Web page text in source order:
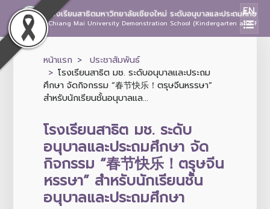
โรงเรียนสาธิตมหาวิทยาลัยเชียงใหม่ ระดับอนุบาลและประถมศึกษา
Chiang Mai University Demonstration School (Kindergarten and
EN
หน้าแรก
ประชาสัมพันธ์
โรงเรียนสาธิต มช. ระดับอนุบาลและประถม
ศึกษา จัดกิจกรรม “春节快乐！ตรุษจีนหรรษา”
สำหรับนักเรียนชั้นอนุบาลแล...
โรงเรียนสาธิต มช. ระดับ
อนุบาลและประถมศึกษา จัด
กิจกรรม “春节快乐！ตรุษจีน
หรรษา” สำหรับนักเรียนชั้น
อนุบาลและประถมศึกษา